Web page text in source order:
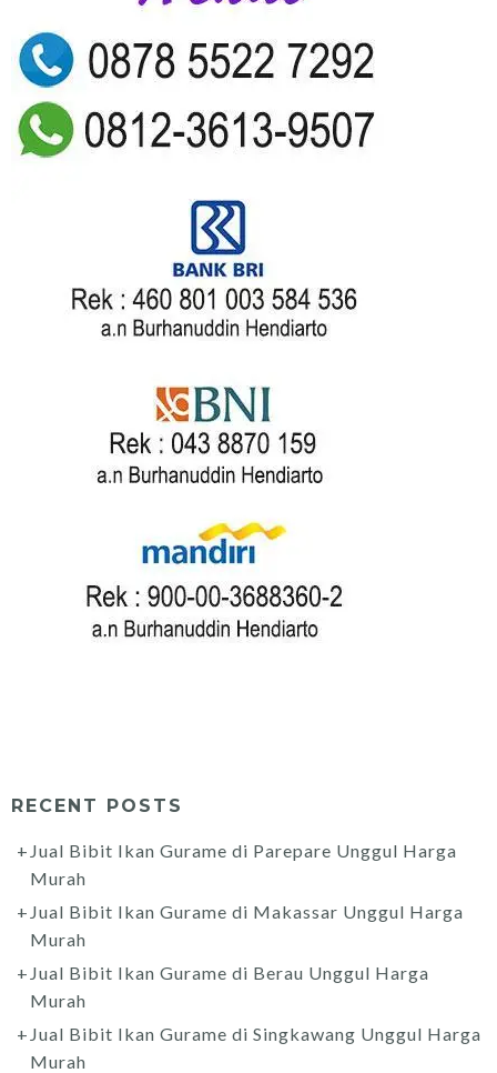
RECENT POSTS
Jual Bibit Ikan Gurame di Parepare Unggul Harga
Murah
Jual Bibit Ikan Gurame di Makassar Unggul Harga
Murah
Jual Bibit Ikan Gurame di Berau Unggul Harga
Murah
Jual Bibit Ikan Gurame di Singkawang Unggul Harga
Murah